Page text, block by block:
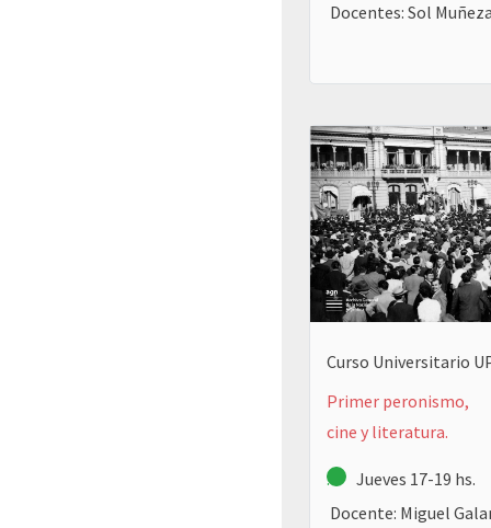
Docentes: Sol
Curso Universitario
Primer peronismo,
cine y literatura.
.
Jueves 17-19 hs.
Docente: Miguel